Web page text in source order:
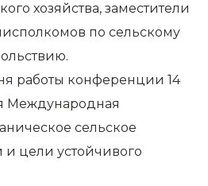
хозяйства, заместители
по сельскому
работы конференции 14
Международная
сельское
и цели устойчивого